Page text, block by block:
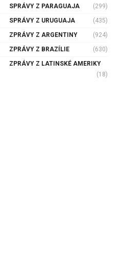
SPRÁVY Z PARAGUAJA
(299)
SPRÁVY Z URUGUAJA
(435)
ZPRÁVY Z ARGENTINY
(924)
ZPRÁVY Z BRAZÍLIE
(630)
ZPRÁVY Z LATINSKÉ AMERIKY
(18)